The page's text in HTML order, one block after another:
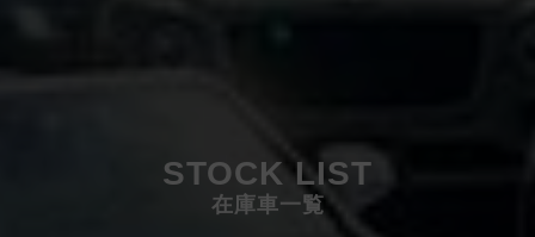
STOCK LIST
在庫車一覧